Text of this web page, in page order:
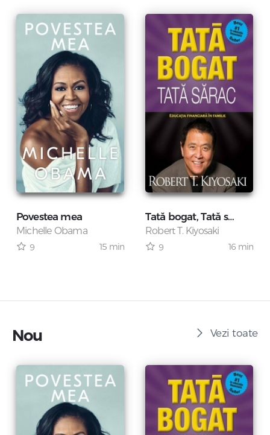
Povestea mea
Michelle Obama
9 15 min
Tată bogat, Tată sărac
Robert T. Kiyosaki
9 16 min
Nou Vezi toate